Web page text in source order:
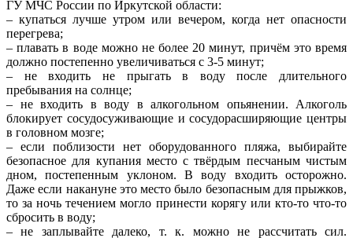
ГУ МЧС России по Иркутской области:
– купаться лучше утром или вечером, когда нет опасности
перегрева;
– плавать в воде можно не более 20 минут, причём это время
должно постепенно увеличиваться с 3-5 минут;
– не входить не прыгать в воду после длительного
пребывания на солнце;
– не входить в воду в алкогольном опьянении. Алкоголь
блокирует сосудосуживающие и сосудорасширяющие центры
в головном мозге;
– если поблизости нет оборудованного пляжа, выбирайте
безопасное для купания место с твёрдым песчаным чистым
дном, постепенным уклоном. В воду входить осторожно.
Даже если накануне это место было безопасным для прыжков,
то за ночь течением могло принести корягу или кто-то что-то
сбросить в воду;
– не заплывайте далеко, т. к. можно не рассчитать сил.